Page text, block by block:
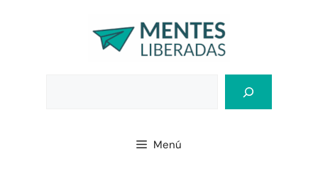
Menú